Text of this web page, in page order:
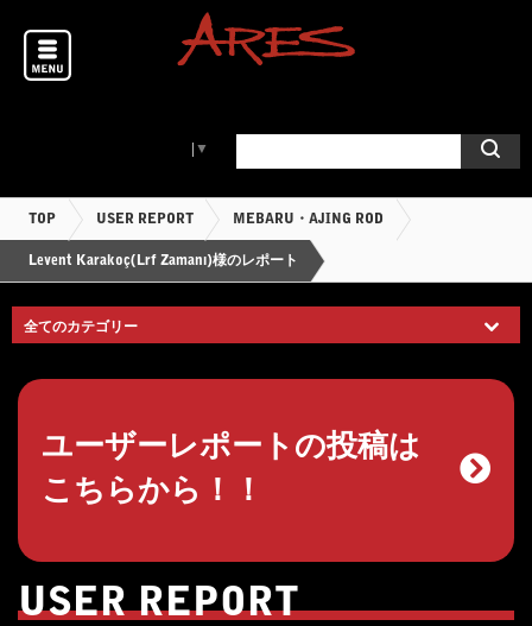
▼
TOP USER REPORT MEBARU・AJING ROD
Levent Karakoç(Lrf Zamanı)様のレポート
ユーザーレポートの投稿は
こちらから！！
USER REPORT